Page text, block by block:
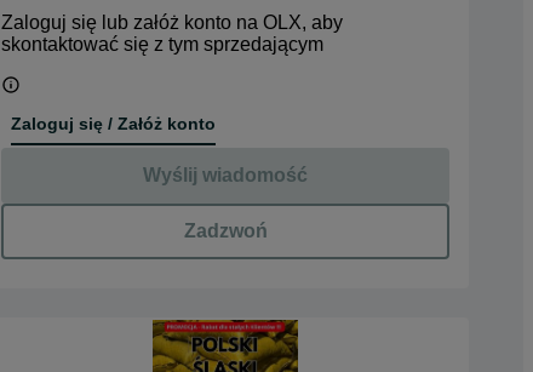
Zaloguj się lub załóż konto na OLX, aby
skontaktować się z tym sprzedającym
Zaloguj się / Załóż konto
Wyślij wiadomość
Zadzwoń